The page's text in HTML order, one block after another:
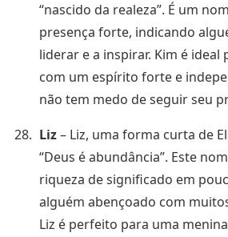
“nascido da realeza”. É um
presença forte, indicando
liderar e a inspirar. Kim é ideal
com um espírito forte e
não tem medo de seguir seu
Liz– Liz, uma forma curta de
“Deus é abundância”. Este
riqueza de significado em
alguém abençoado com
Liz é perfeito para uma